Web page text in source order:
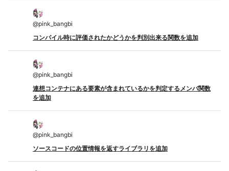
@pink_bangbi
コンパイル時に評価されたかどうかを判別出来る関数を追加
@pink_bangbi
連想コンテナにある要素が含まれているかを判定するメンバ関数
を追加
@pink_bangbi
ソースコードの位置情報を返すライブラリを追加